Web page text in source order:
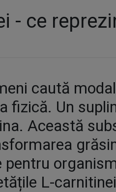
- ce
caută
Un
Această
L-